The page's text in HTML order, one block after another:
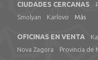
CIUDADES CERCANAS
Smolyan
Karlovo Más
OFICINAS EN VENTA
Nova Zagora
Provincia de